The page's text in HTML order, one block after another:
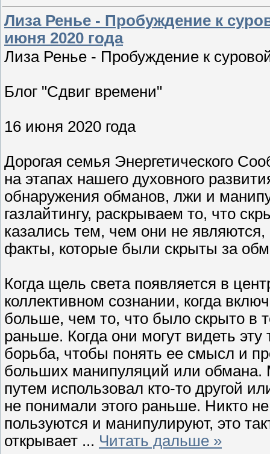
Лиза Ренье - Пробуждение к
июня 2020 года
Лиза Ренье - Пробуждение к
Блог "Сдвиг времени"
16 июня 2020 года
Дорогая семья Энергетического
на этапах нашего духовного
обнаружения обманов, лжи и
газлайтингу, раскрываем то, что
казались тем, чем они не
факты, которые были скрыты за
Когда щель света появляется в
коллективном сознании, когда
больше, чем то, что было скрыто в
раньше. Когда они могут видеть
борьба, чтобы понять ее смысл и
больших манипуляций или
путем использовал кто-то другой
не понимали этого раньше. Никто
пользуются и манипулируют, это
открывает ... Читать дальше »